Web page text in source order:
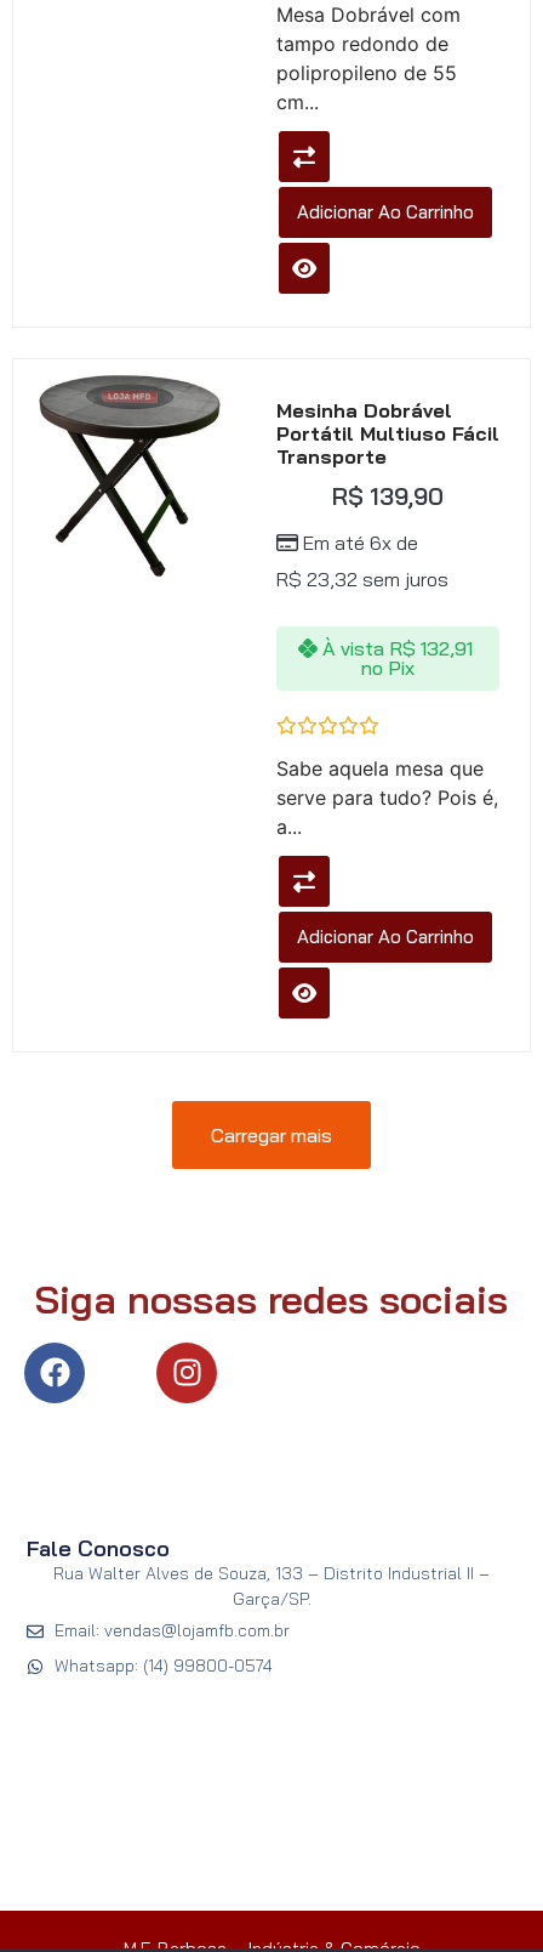
0
de
5
Mesa Dobrável com
tampo redondo de
polipropileno de 55
cm...
Adicionar Ao Carrinho
Mesinha Dobrável
Portátil Multiuso Fácil
Transporte
R$ 139,90
Em até 6x de
R$ 23,32 sem juros
À vista R$ 132,91
no Pix
0
5
Sabe aquela mesa que
serve para tudo? Pois é,
a...
Adicionar Ao Carrinho
Carregar mais
Siga nossas redes sociais
Fale Conosco
Rua Walter Alves de Souza, 133 – Distrito Industrial II –
Garça/SP.
Email: vendas@lojamfb.com.br
Whatsapp: (14) 99800-0574